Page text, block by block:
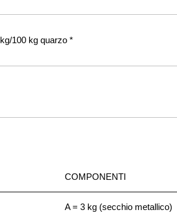
kg/100 kg quarzo *
COMPONENTI
A = 3 kg (secchio metallico)